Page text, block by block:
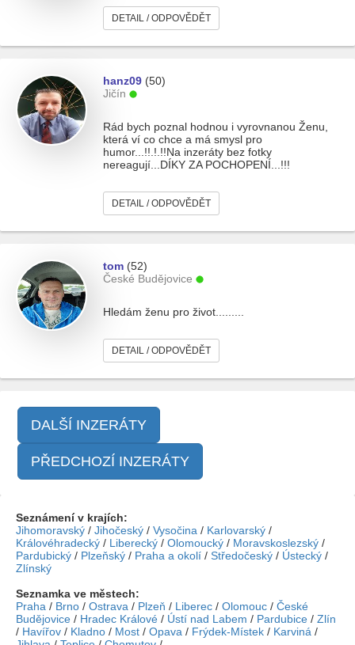
DETAIL / ODPOVĚDĚT
hanz09 (50)
Jičín
Rád bych poznal hodnou i vyrovnanou Ženu,
která ví co chce a má smysl pro
humor...!!.!.!!Na inzeráty bez fotky
nereagují...DÍKY ZA POCHOPENÍ...!!!
DETAIL / ODPOVĚDĚT
tom (52)
České Budějovice
Hledám ženu pro život.........
DETAIL / ODPOVĚDĚT
DALŠÍ INZERÁTY
PŘEDCHOZÍ INZERÁTY
Seznámení v krajích:
Jihomoravský / Jihočeský / Vysočina / Karlovarský /
Královéhradecký / Liberecký / Olomoucký / Moravskoslezský /
Pardubický / Plzeňský / Praha a okolí / Středočeský / Ústecký /
Zlínský
Seznamka ve městech:
Praha / Brno / Ostrava / Plzeň / Liberec / Olomouc / České
Budějovice / Hradec Králové / Ústí nad Labem / Pardubice / Zlín
/ Havířov / Kladno / Most / Opava / Frýdek-Místek / Karviná /